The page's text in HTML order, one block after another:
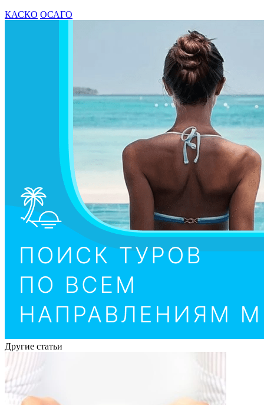
КАСКО ОСАГО
Другие статьи